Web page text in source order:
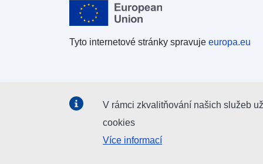
Tyto internetové stránky spravuje europa.eu
V rámci zkvalitňování našich služeb
cookies
Více informací